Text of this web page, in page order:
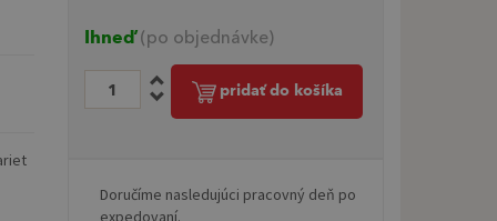
Ihneď(po objednávke)
pridať do košíka
Doručíme nasledujúci pracovný deň po
expedovaní.